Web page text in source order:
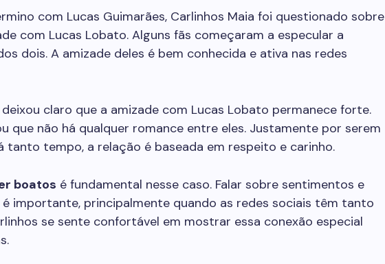
com Lucas Guimarães, Carlinhos Maia foi questionado sobre
com Lucas Lobato. Alguns fãs começaram a especular a
dois. A amizade deles é bem conhecida e ativa nas redes
claro que a amizade com Lucas Lobato permanece forte.
que não há qualquer romance entre eles. Justamente por serem
tanto tempo, a relação é baseada em respeito e carinho.
boatos é fundamental nesse caso. Falar sobre sentimentos e
é importante, principalmente quando as redes sociais têm tanto
se sente confortável em mostrar essa conexão especial